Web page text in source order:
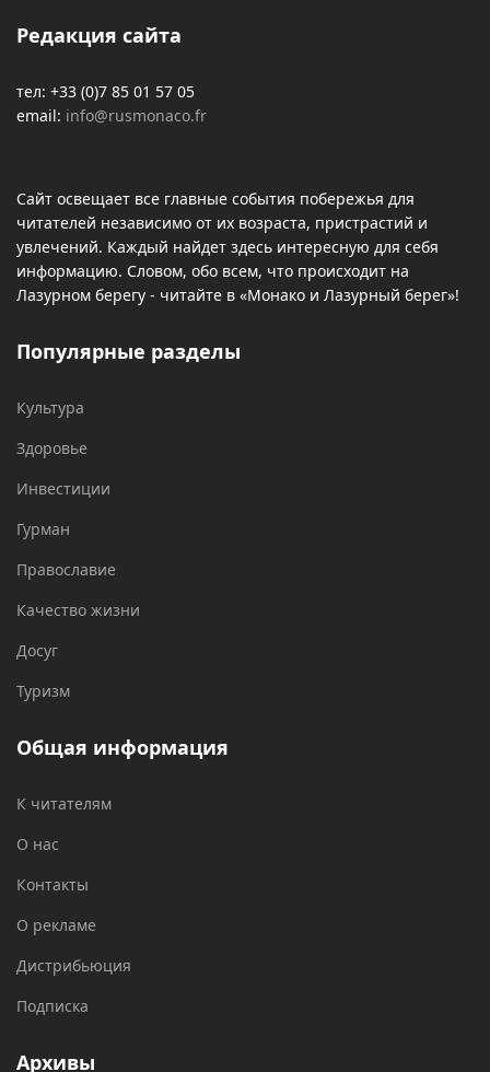
Редакция сайта
тел: +33 (0)7 85 01 57 05
email: info@rusmonaco.fr
Сайт освещает все главные события побережья для
читателей независимо от их возраста, пристрастий и
увлечений. Каждый найдет здесь интересную для себя
информацию. Словом, обо всем, что происходит на
Лазурном берегу - читайте в «Монако и Лазурный берег»!
Популярные разделы
Культура
Здоровье
Инвестиции
Гурман
Православие
Качество жизни
Досуг
Туризм
Общая информация
К читателям
О нас
Контакты
О рекламе
Дистрибьюция
Подписка
Архивы